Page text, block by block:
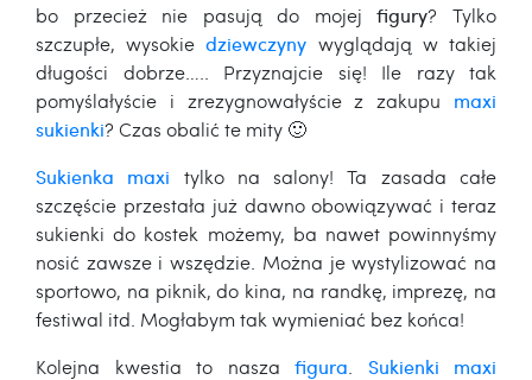
bo przecież nie pasują do mojejfigury? Tylko
szczupłe, wysokiedziewczyny wyglądają w takiej
długości dobrze….. Przyznajcie się! Ile razy tak
pomyślałyście i zrezygnowałyście z zakupu maxi
sukienki? Czas obalić te mity 🙂
Sukienka maxi tylko na salony! Ta zasada całe
szczęście przestała już dawno obowiązywać i teraz
sukienki do kostek możemy, ba nawet powinnyśmy
nosić zawsze i wszędzie. Można je wystylizować na
sportowo, na piknik, do kina, na randkę, imprezę, na
festiwal itd. Mogłabym tak wymieniać bez końca!
Kolejna kwestia to nasza figura
Sukienki maxi